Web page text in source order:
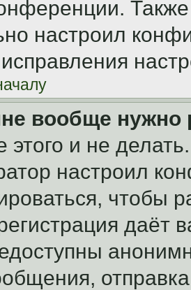
настроил
вообще нужно
и не
настроил
чтобы
даёт